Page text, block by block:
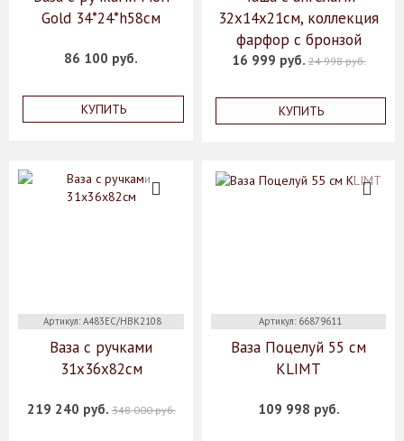
Gold 34*24*h58см
86 100 руб.
КУПИТЬ
32x14x21см, коллекция
фарфор с бронзой
16 999 руб.24 998 руб.
КУПИТЬ
Артикул: A483EC/HBK2108
Ваза с ручками
31х36х82см
219 240 руб.348 000 руб.
Артикул: 66879611
Ваза Поцелуй 55 см
KLIMT
109 998 руб.